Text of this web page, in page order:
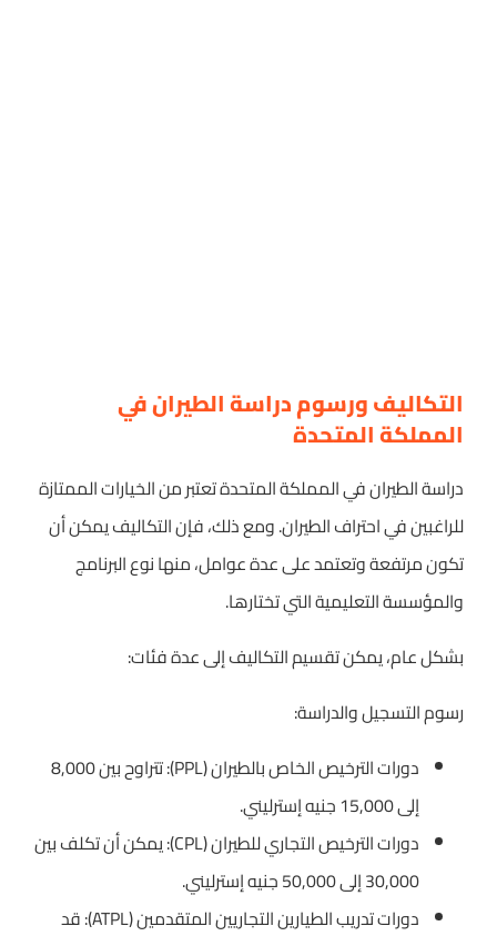
التكاليف ورسوم دراسة الطيران في
المملكة المتحدة
دراسة الطيران في المملكة المتحدة تعتبر من الخيارات الممتازة
للراغبين في احتراف الطيران. ومع ذلك، فإن التكاليف يمكن أن
تكون مرتفعة وتعتمد على عدة عوامل، منها نوع البرنامج
والمؤسسة التعليمية التي تختارها.
بشكل عام، يمكن تقسيم التكاليف إلى عدة فئات:
رسوم التسجيل والدراسة:
دورات الترخيص الخاص بالطيران (PPL): تتراوح بين 8,000
إلى 15,000 جنيه إسترليني.
دورات الترخيص التجاري للطيران (CPL): يمكن أن تكلف بين
30,000 إلى 50,000 جنيه إسترليني.
دورات تدريب الطيارين التجاريين المتقدمين (ATPL): قد